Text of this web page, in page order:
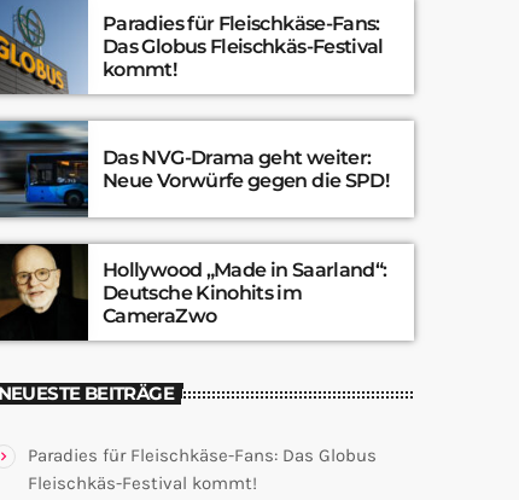
Paradies für Fleischkäse-Fans:
Das Globus Fleischkäs-Festival
kommt!
Das NVG-Drama geht weiter:
Neue Vorwürfe gegen die SPD!
Hollywood „Made in Saarland“:
Deutsche Kinohits im
CameraZwo
NEUESTE BEITRÄGE
Paradies für Fleischkäse-Fans: Das Globus
Fleischkäs-Festival kommt!